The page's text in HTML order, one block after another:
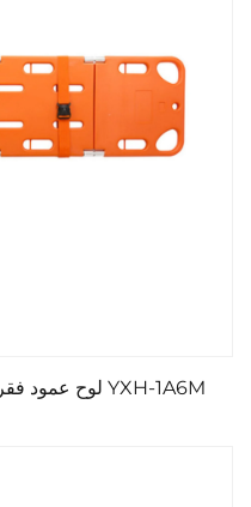
YXH-1A6M لوح عمود فقري بلاستيكي لسيارات الإسعاف